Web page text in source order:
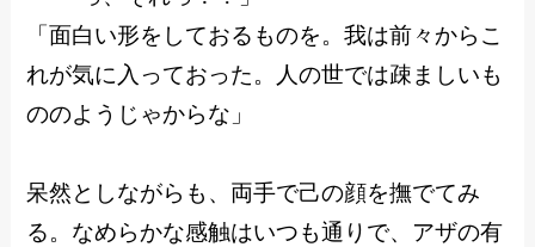
「面白い形をしておるものを。我は前々からこ
れが気に入っておった。人の世では疎ましいも
ののようじゃからな」
呆然としながらも、両手で己の顔を撫でてみ
る。なめらかな感触はいつも通りで、アザの有